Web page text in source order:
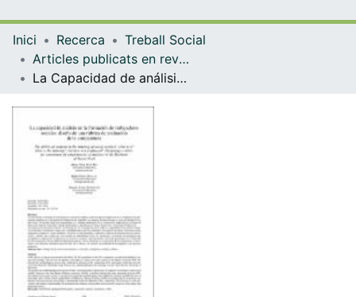
Navega per tot el DD
Com publicar
Inici Recerca
Treball Social
Articles publicats en revistes (Treball Social)
La Capacidad de análisis en la formaciónde los trabajadores sociales: diseño de una rúbrica de evaluación de la competencia